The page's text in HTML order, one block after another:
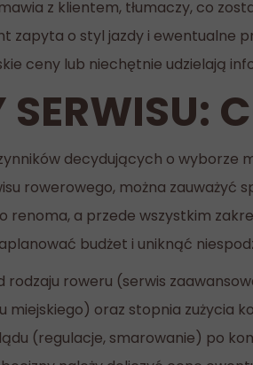
z klientem, tłumaczy, co
zapyta o styl jazdy i ewentualne
ceny lub niechętnie udzielają
SERWISU:
decydujących o
rowerowego, można zauważyć
renoma, a przede wszystkim
budżet i uniknąć
rodzaju roweru (serwis
miejskiego) oraz stopnia zużycia
(regulacje, smarowanie) po